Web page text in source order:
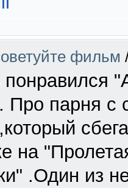
фильм
Про парня с
на
.Один из